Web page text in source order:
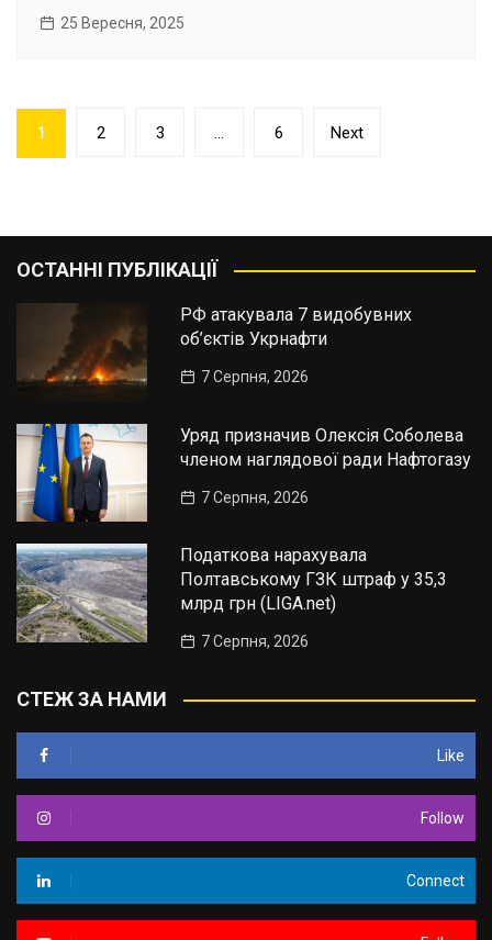
25 Вересня, 2025
Пагінація
записів
1 2 3 … 6 Next
ОСТАННІ ПУБЛІКАЦІЇ
РФ атакувала 7 видобувних
об’єктів Укрнафти
7 Серпня, 2026
Уряд призначив Олексія Соболева
членом наглядової ради Нафтогазу
7 Серпня, 2026
Податкова нарахувала
Полтавському ГЗК штраф у 35,3
млрд грн (LIGA.net)
7 Серпня, 2026
СТЕЖ ЗА НАМИ
Like
Follow
Connect